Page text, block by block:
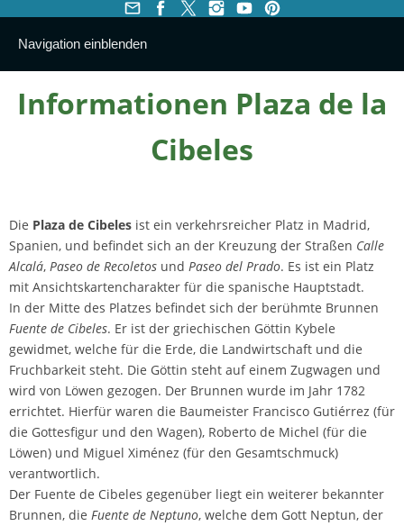
Navigation einblenden
Informationen Plaza de la
Cibeles
Die Plaza de Cibeles ist ein verkehrsreicher Platz in Madrid,
Spanien, und befindet sich an der Kreuzung der Straßen Calle
Alcalá, Paseo de Recoletos und Paseo del Prado. Es ist ein Platz
mit Ansichtskartencharakter für die spanische Hauptstadt.
In der Mitte des Platzes befindet sich der berühmte Brunnen
Fuente de Cibeles. Er ist der griechischen Göttin Kybele
gewidmet, welche für die Erde, die Landwirtschaft und die
Fruchbarkeit steht. Die Göttin steht auf einem Zugwagen und
wird von Löwen gezogen. Der Brunnen wurde im Jahr 1782
errichtet. Hierfür waren die Baumeister Francisco Gutiérrez (für
die Gottesfigur und den Wagen), Roberto de Michel (für die
Löwen) und Miguel Ximénez (für den Gesamtschmuck)
verantwortlich.
Der Fuente de Cibeles gegenüber liegt ein weiterer bekannter
Brunnen, die Fuente de Neptuno, welche dem Gott Neptun, der